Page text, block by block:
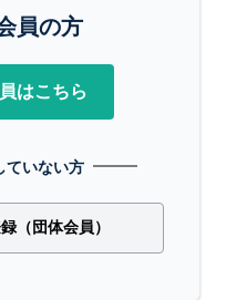
員の方
はこちら
ていない方
（団体会員）